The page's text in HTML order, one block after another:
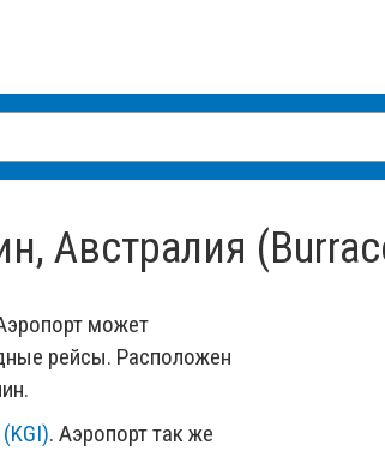
Австралия
может
рейсы. Расположен
. Аэропорт так же